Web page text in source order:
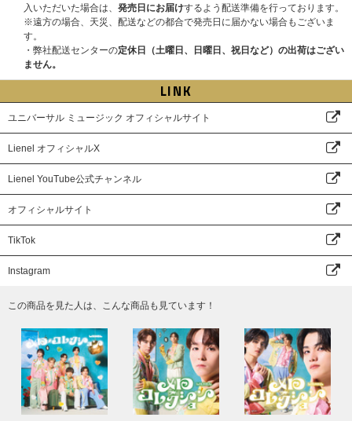
入いただいた場合は、 発売日にお届けするよう配送準備を行っております。
※遠方の場合、天災、配送などの都合で発売日に届かない場合もございま
す。
・弊社配送センターの定休日（土曜日、日曜日、祝日など）の出荷はござい
ません。
LINK
ユニバーサル ミュージック オフィシャルサイト
Lienel オフィシャルX
Lienel YouTube公式チャンネル
オフィシャルサイト
TikTok
Instagram
この商品を見た人は、こんな商品も見ています！